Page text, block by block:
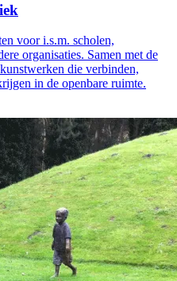
voor i.s.m. scholen,
organisaties. Samen met de
die verbinden,
in de openbare ruimte.